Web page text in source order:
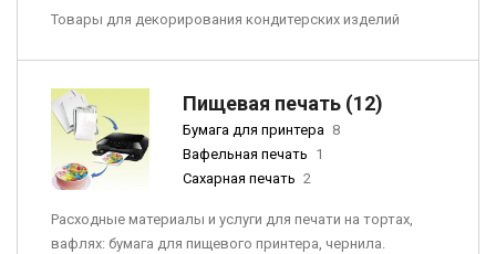
Товары для декорирования кондитерских изделий
Пищевая печать (12)
Бумага для принтера 8
Вафельная печать 1
Сахарная печать 2
Расходные материалы и услуги для печати на тортах,
вафлях: бумага для пищевого принтера, чернила.